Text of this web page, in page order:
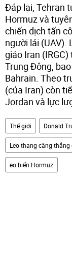
Đáp lại, Tehran
Hormuz và
chiến dịch tấn
người lái (UAV).
giáo Iran
Trung Đông,
Bahrain. Theo
(của Iran) còn
Jordan và lực
Thế giới Donald
Leo thang căng thẳng
eo biển Hormuz